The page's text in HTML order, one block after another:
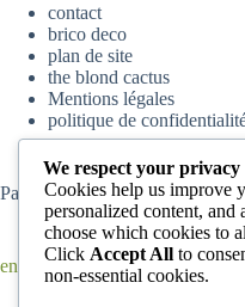
contact
brico deco
plan de site
the blond cactus
Mentions légales
politique de
Partenaireparisskyscrapers
en ce moment
We respect your privacy
Cookies help us improve
personalized content, and
choose which cookies to
Click Accept All to
non-essential cookies.